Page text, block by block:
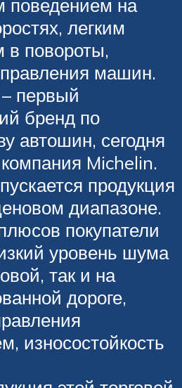
поведением на
легким
в повороты,
машин.
первый
бренд по
автошин, сегодня
Michelin.
продукция
диапазоне.
покупатели
уровень шума
так и на
дороге,
износостойкость